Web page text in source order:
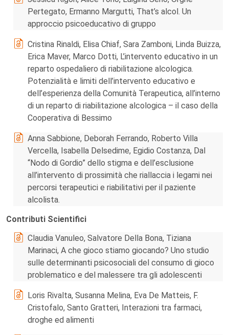
Pertegato, Ermanno Margutti, That’s alcol. Un
approccio psicoeducativo di gruppo
Cristina Rinaldi, Elisa Chiaf, Sara Zamboni, Linda Buizza,
Erica Maver, Marco Dotti, L’intervento educativo in un
reparto ospedaliero di riabilitazione alcologica.
Potenzialità e limiti dell’intervento educativo e
dell’esperienza della Comunità Terapeutica, all’interno
di un reparto di riabilitazione alcologica – il caso della
Cooperativa di Bessimo
Anna Sabbione, Deborah Ferrando, Roberto Villa
Vercella, Isabella Delsedime, Egidio Costanza, Dal
“Nodo di Gordio” dello stigma e dell’esclusione
all’intervento di prossimità che riallaccia i legami nei
percorsi terapeutici e riabilitativi per il paziente
alcolista.
Contributi Scientifici
Claudia Vanuleo, Salvatore Della Bona, Tiziana
Marinaci, A che gioco stiamo giocando? Uno studio
sulle determinanti psicosociali del consumo di gioco
problematico e del malessere tra gli adolescenti
Loris Rivalta, Susanna Melina, Eva De Matteis, F.
Cristofalo, Santo Gratteri, Interazioni tra farmaci,
droghe ed alimenti